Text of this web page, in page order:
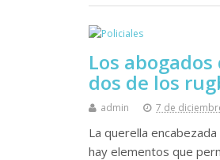
Los
dos de los
admin 7 de
La querella
hay elementos que